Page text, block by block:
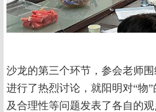
沙龙的第三个环节，参会老师
进行了热烈讨论，就阳明对“物
及合理性等问题发表了各自的观